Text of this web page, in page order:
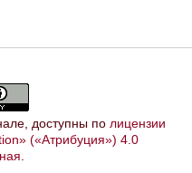
доступны по лицензии
(«Атрибуция») 4.0